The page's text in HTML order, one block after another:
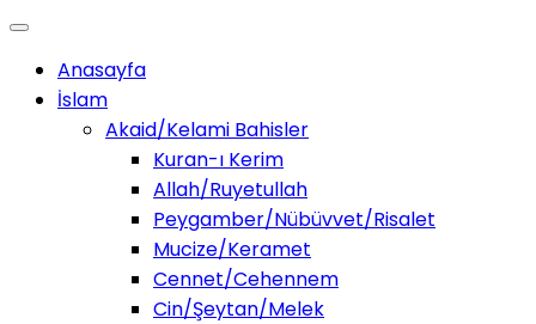
Anasayfa
İslam
Akaid/Kelami Bahisler
Kuran-ı Kerim
Allah/Ruyetullah
Peygamber/Nübüvvet/Risalet
Mucize/Keramet
Cennet/Cehennem
Cin/Şeytan/Melek